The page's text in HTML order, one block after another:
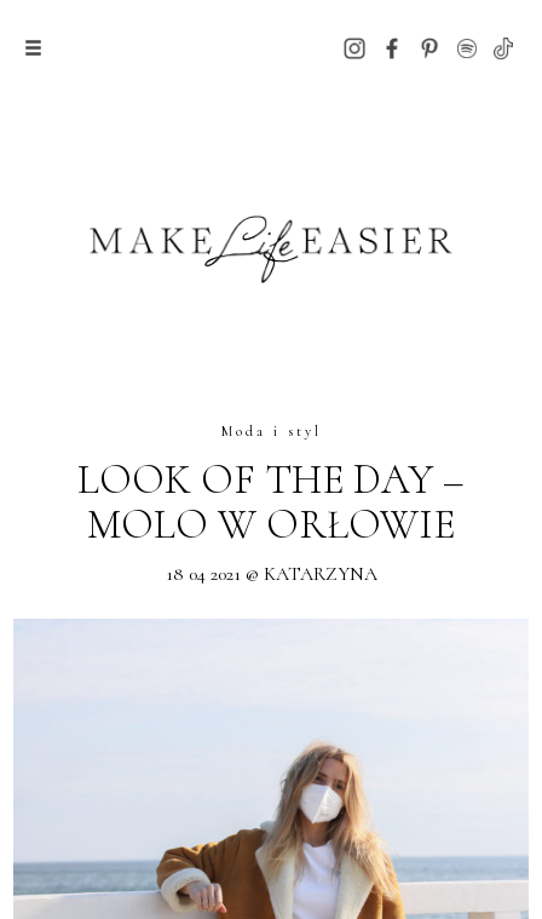
Moda i styl
LOOK OF THE DAY –
MOLO W ORŁOWIE
18 04 2021 @ KATARZYNA